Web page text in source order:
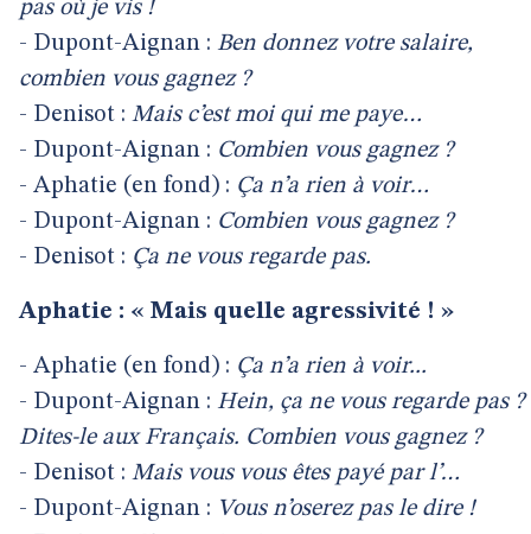
pas où je vis !
- Dupont-Aignan : Ben donnez votre salaire,
combien vous gagnez ?
- Denisot : Mais c’est moi qui me paye…
- Dupont-Aignan : Combien vous gagnez ?
- Aphatie (en fond) : Ça n’a rien à voir…
- Dupont-Aignan : Combien vous gagnez ?
- Denisot : Ça ne vous regarde pas.
Aphatie : « Mais quelle agressivité ! »
- Aphatie (en fond) : Ça n’a rien à voir...
- Dupont-Aignan : Hein, ça ne vous regarde pas ?
Dites-le aux Français. Combien vous gagnez ?
- Denisot : Mais vous vous êtes payé par l’…
- Dupont-Aignan : Vous n’oserez pas le dire !